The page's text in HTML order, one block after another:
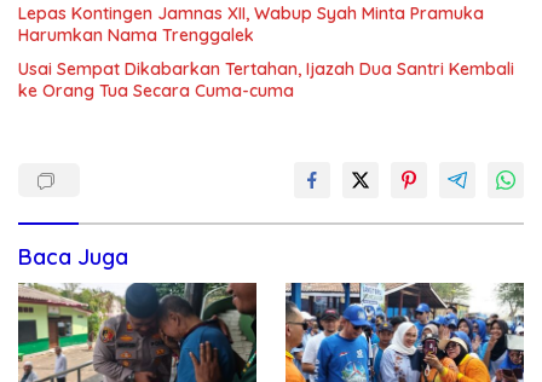
Lepas Kontingen Jamnas XII, Wabup Syah Minta Pramuka
Harumkan Nama Trenggalek
Usai Sempat Dikabarkan Tertahan, Ijazah Dua Santri Kembali
ke Orang Tua Secara Cuma-cuma
Baca Juga